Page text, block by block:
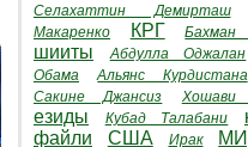
Селахаттин Демирташ
Макаренко
КРГ Бахман
шииты Абдулла Оджалан
Обама
Альянс Курдистана
Сакине Джансиз Хошави
езиды Кубад Талабани
файли
США Ирак